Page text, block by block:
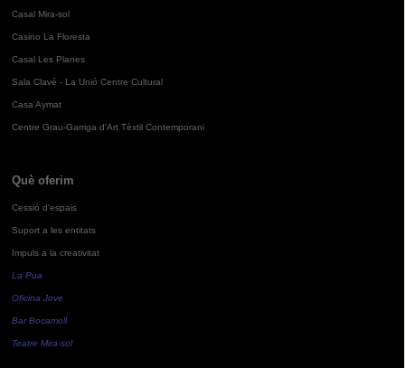
Casal Mira-sol
Casino La Floresta
Casal Les Planes
Sala Clavé - La Unió Centre Cultural
Casa Aymat
Centre Grau-Garriga d'Art Tèxtil Contemporani
Què oferim
Cessió d'espais
Suport a les entitats
Impuls a la creativitat
La Pua
Oficina Jove
Bar Bocamoll
Teatre Mira-sol